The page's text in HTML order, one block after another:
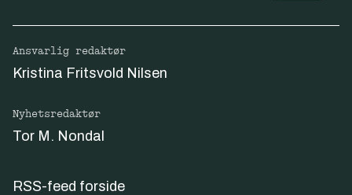
Ansvarlig redaktør
Kristina Fritsvold Nilsen
Nyhetsredaktør
Tor M. Nondal
RSS-feed forside